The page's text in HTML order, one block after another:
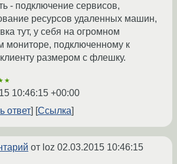
- подключение сервисов,
ресурсов удаленных машин,
тут, у себя на огромном
мониторе, подключенному к
размером с флешку.
10:46:15 +00:00
ответ
Ссылка
от loz 02.03.2015 10:46:15